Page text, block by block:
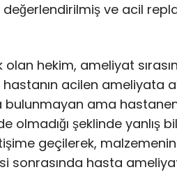
ve acil
hekim, ameliyat
hastanın acilen ameliyata
ama
olmadığı şeklinde yanlış
geçilerek,
sonrasında hasta